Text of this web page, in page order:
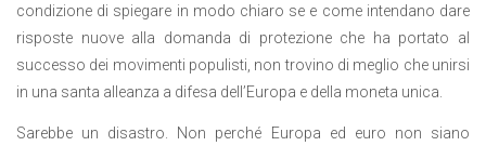
condizione di spiegare in modo chiaro se e come intendano dare
risposte nuove alla domanda di protezione che ha portato al
successo dei movimenti populisti, non trovino di meglio che unirsi
in una santa alleanza a difesa dell’Europa e della moneta unica.
Sarebbe un disastro. Non perché Europa ed euro non siano